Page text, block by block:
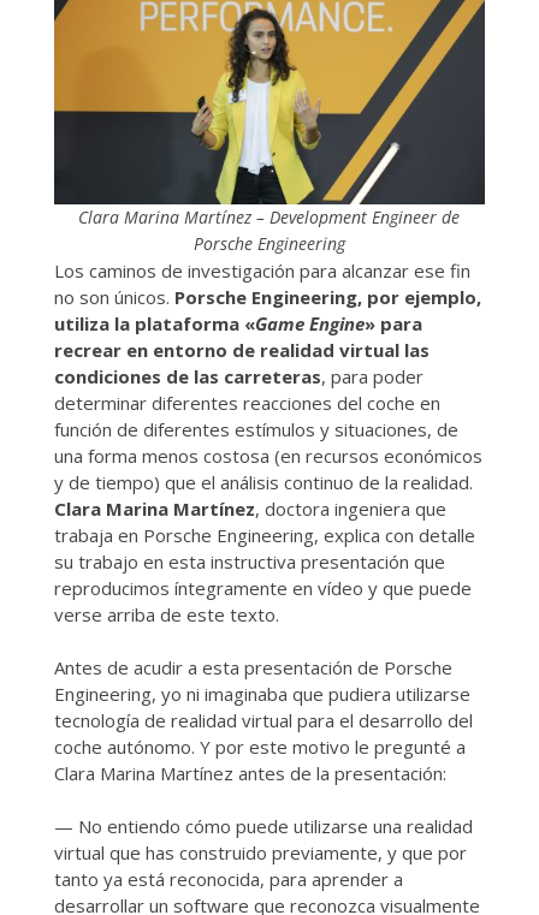
Clara Marina Martínez – Development Engineer de
Porsche Engineering
Los caminos de investigación para alcanzar ese fin
no son únicos. Porsche Engineering, por ejemplo,
utiliza la plataforma «Game Engine» para
recrear en entorno de realidad virtual las
condiciones de las carreteras, para poder
determinar diferentes reacciones del coche en
función de diferentes estímulos y situaciones, de
una forma menos costosa (en recursos económicos
y de tiempo) que el análisis continuo de la realidad.
Clara Marina Martínez, doctora ingeniera que
trabaja en Porsche Engineering, explica con detalle
su trabajo en esta instructiva presentación que
reproducimos íntegramente en vídeo y que puede
verse arriba de este texto.
Antes de acudir a esta presentación de Porsche
Engineering, yo ni imaginaba que pudiera utilizarse
tecnología de realidad virtual para el desarrollo del
coche autónomo. Y por este motivo le pregunté a
Clara Marina Martínez antes de la presentación:
— No entiendo cómo puede utilizarse una realidad
virtual que has construido previamente, y que por
tanto ya está reconocida, para aprender a
desarrollar un software que reconozca visualmente